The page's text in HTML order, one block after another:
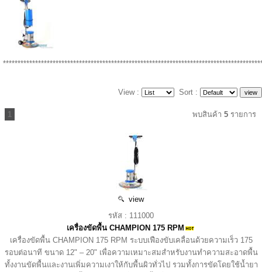
View : Sort :
1 พบสินค้า 5 รายการ
view
รหัส : 111000
เครื่องขัดพื้น CHAMPION 175 RPM
เครื่องขัดพื้น CHAMPION 175 RPM ระบบเฟืองขับเคลื่อนด้วยความเร็ว 175
รอบต่อนาที ขนาด 12" – 20" เพื่อความเหมาะสมสำหรับงานทำความสะอาดพื้น
ทั้งงานขัดพื้นและงานเพิ่มความเงาให้กับพื้นผิวทั่วไป รวมทั้งการขัดโดยใช้น้ำยา